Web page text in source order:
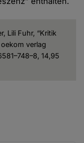
Lili Fuhr, “Kritik
verlag
14,95